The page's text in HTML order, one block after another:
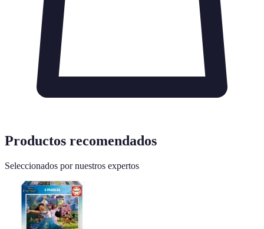
Productos recomendados
Seleccionados por nuestros expertos